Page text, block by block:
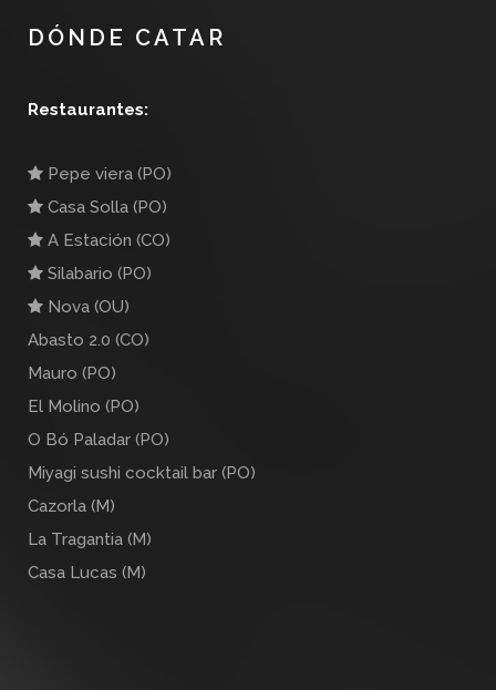
DÓNDE CATAR
Restaurantes:
Pepe viera (PO)
Casa Solla (PO)
A Estación (CO)
Silabario (PO)
Nova (OU)
Abasto 2.0 (CO)
Mauro (PO)
El Molino (PO)
O Bó Paladar (PO)
Miyagi sushi cocktail bar (PO)
Cazorla (M)
La Tragantia (M)
Casa Lucas (M)